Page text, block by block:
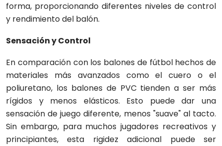
forma, proporcionando diferentes niveles de control
y rendimiento del balón.
Sensación y Control
En comparación con los balones de fútbol hechos de
materiales más avanzados como el cuero o el
poliuretano, los balones de PVC tienden a ser más
rígidos y menos elásticos. Esto puede dar una
sensación de juego diferente, menos "suave" al tacto.
Sin embargo, para muchos jugadores recreativos y
principiantes, esta rigidez adicional puede ser